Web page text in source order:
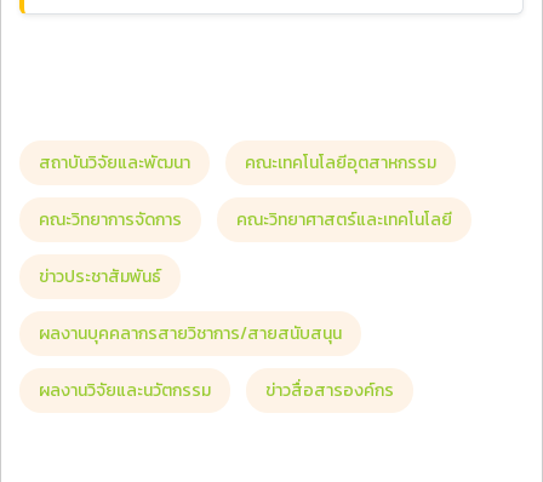
สถาบันวิจัยและพัฒนา คณะเทคโนโลยีอุตสาหกรรม
คณะวิทยาการจัดการ คณะวิทยาศาสตร์และเทคโนโลยี
ข่าวประชาสัมพันธ์
ผลงานบุคคลากรสายวิชาการ/สายสนับสนุน
ผลงานวิจัยและนวัตกรรม ข่าวสื่อสารองค์กร